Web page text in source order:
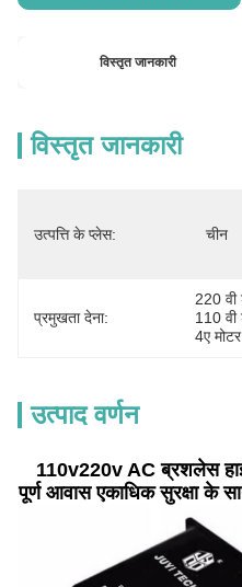
विस्तृत जानकारी
विस्तृत जानकारी
उत्पत्ति के प्लेस: चीन
प्रमुखता देना:
220 वी
110 वी
4ए
उत्पाद वर्णन
110v220v AC ब्रशलेस
पूर्ण आवास एकाधिक सुरक्षा के